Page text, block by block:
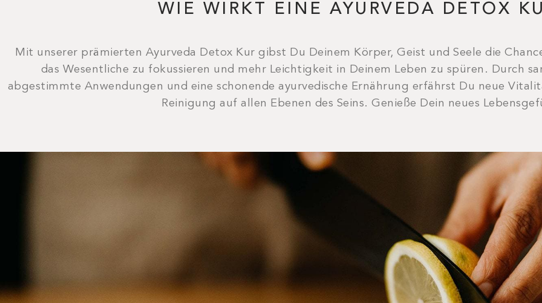
WIE WIRKT EINE AYURVEDA DETOX
Mit unserer prämierten Ayurveda Detox Kur gibst Du Deinem Körper, Geist und Seele die
das Wesentliche zu fokussieren und mehr Leichtigkeit in Deinem Leben zu spüren. Durch
abgestimmte Anwendungen und eine schonende ayurvedische Ernährung erfährst Du neue
Reinigung auf allen Ebenen des Seins. Genieße Dein neues